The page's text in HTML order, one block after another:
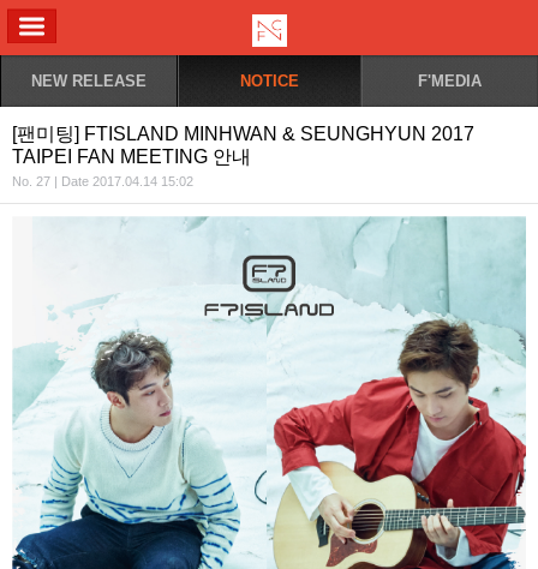
NEW RELEASE NOTICE F'MEDIA
[팬미팅] FTISLAND MINHWAN & SEUNGHYUN 2017
TAIPEI FAN MEETING 안내
No. 27 | Date 2017.04.14 15:02